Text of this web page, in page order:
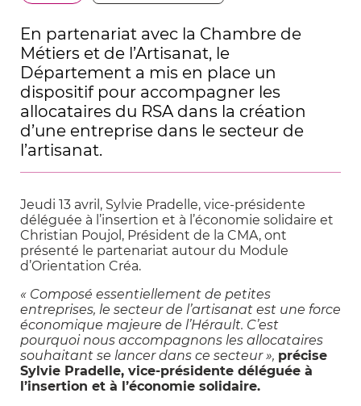
mail
En partenariat avec la Chambre de
Métiers et de l’Artisanat, le
Département a mis en place un
dispositif pour accompagner les
allocataires du RSA dans la création
d’une entreprise dans le secteur de
l’artisanat.
Jeudi 13 avril, Sylvie Pradelle, vice-présidente
déléguée à l’insertion et à l’économie solidaire et
Christian Poujol, Président de la CMA, ont
présenté le partenariat autour du Module
d’Orientation Créa.
« Composé essentiellement de petites
entreprises, le secteur de l’artisanat est une force
économique majeure de l’Hérault. C’est
pourquoi nous accompagnons les allocataires
souhaitant se lancer dans ce secteur », précise
Sylvie Pradelle, vice-présidente déléguée à
l’insertion et à l’économie solidaire.